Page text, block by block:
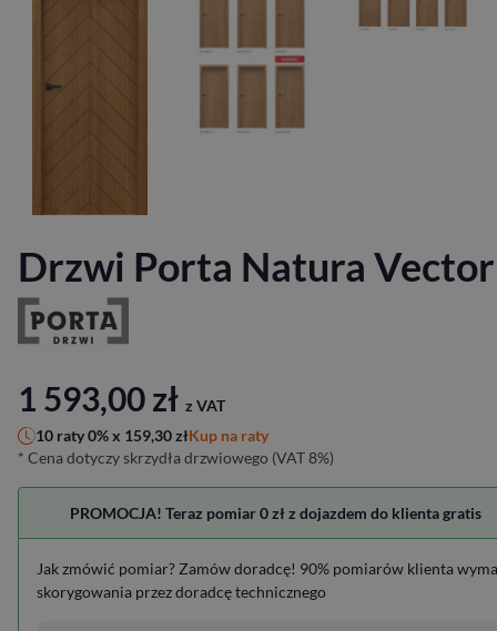
Drzwi Porta Natura Vector
1 593,00zł z VAT
10 raty 0% x 159,30złKup na raty
* Cena dotyczy skrzydła drzwiowego (VAT 8%)
PROMOCJA! Teraz pomiar 0 zł z dojazdem do klienta gratis
Jak zmówić pomiar? Zamów doradcę! 90% pomiarów klienta
skorygowania przez doradcę technicznego